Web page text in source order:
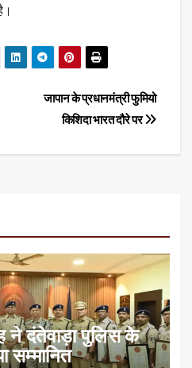
जापान के प्रधानमंत्री फुमियो
किशिदा भारत दौरे पर
ने दंतेवाड़ा पुलिस के
सम्मानित